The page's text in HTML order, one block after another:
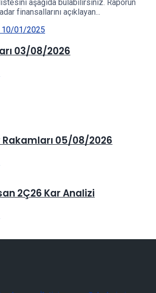
aşağıda bulabilirsiniz. Raporun
finansallarını açıklayan...
03/08/2026
Rakamları 05/08/2026
2Ç26 Kar Analizi